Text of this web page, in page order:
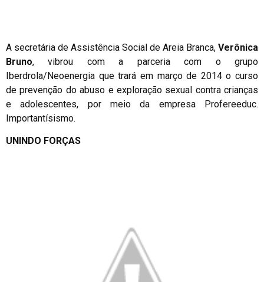
A secretária de Assistência Social de Areia Branca, Verônica
Bruno, vibrou com a parceria com o grupo
Iberdrola/Neoenergia que trará em março de 2014 o curso
de prevenção do abuso e exploração sexual contra crianças
e adolescentes, por meio da empresa Profereeduc.
Importantísismo.
UNINDO FORÇAS